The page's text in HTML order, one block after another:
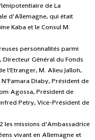
de La
d’Allemagne, qui était
Kaba et le Consul M.
personnalités parmi
Général du Fonds
l’Etranger, M. Alieu Jalloh,
Diaby, Président de
Agossa, Président de
Petry, Vice-Président de
les missions d’Ambassadrice
vivant en Allemagne et